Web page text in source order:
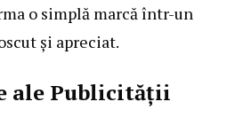
o simplă marcă într-un
și apreciat.
ale Publicității